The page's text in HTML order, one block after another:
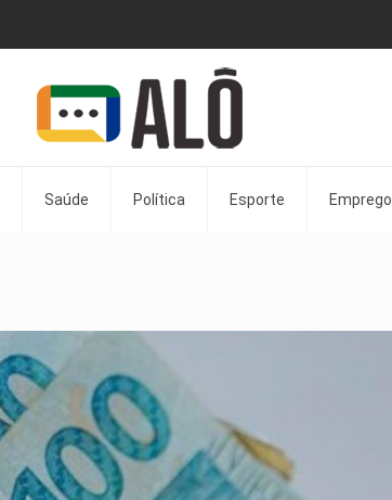
Saúde Política Esporte Emprego